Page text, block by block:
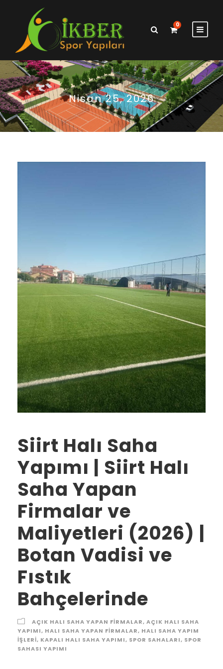
0
Nisan 25, 2026
Siirt Halı Saha
Yapımı | Siirt Halı
Saha Yapan
Firmalar ve
Maliyetleri (2026) |
Botan Vadisi ve
Fıstık
Bahçelerinde
AÇIK HALI SAHA YAPAN FIRMALAR, AÇIK HALI SAHA
YAPIMI, HALI SAHA YAPAN FIRMALAR, HALI SAHA YAPIM
IŞLERI, KAPALI HALI SAHA YAPIMI, SPOR SAHALARI, SPOR
SAHASI YAPIMI